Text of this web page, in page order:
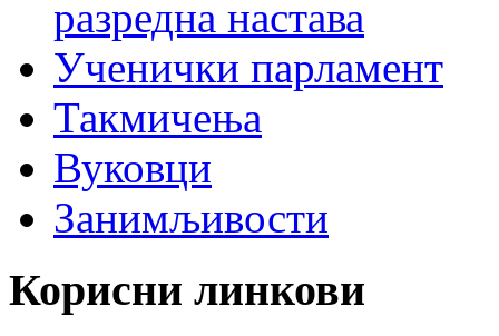
разредна настава
Ученички парламент
Такмичења
Вуковци
Занимљивости
Корисни линкови